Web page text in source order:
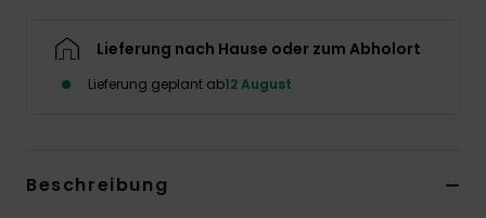
Lieferung nach Hause oder zum Abholort
Lieferung geplant ab12 August
Beschreibung